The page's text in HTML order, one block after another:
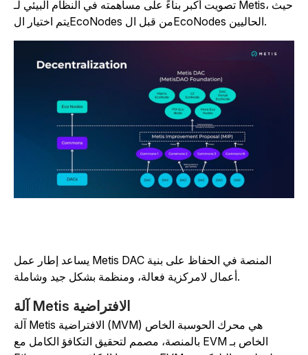
تصويت أكبر بناءً على مساهمته في النظام البيئي لـ Metis، حيث
يساعد إطار عمل Metis DAC المنصة في الحفاظ على بنية
آلة Metis الافتراضية
آلة Metis الافتراضية (MVM) هي محرك الحوسبة الخاص
بالمنصة، مصمم لتحقيق التكافؤ الكامل مع EVM الخاص بـ